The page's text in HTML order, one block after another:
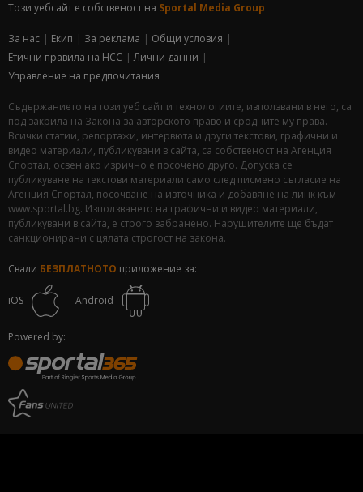
Този уебсайт е собственост на Sportal Media Group
За нас Екип За рекламa
Общи условия
Етични правила на НСС
Лични данни
Управление на предпочитания
Съдържанието на този уеб сайт и технологиите, използвани в него, са
под закрила на Закона за авторското право и сродните му права.
Всички статии, репортажи, интервюта и други текстови, графични и
видео материали, публикувани в сайта, са собственост на Агенция
Спортал, освен ако изрично е посочено друго. Допуска се
публикуване на текстови материали само след писмено съгласие на
Агенция Спортал, посочване на източника и добавяне на линк към
www.sportal.bg. Използването на графични и видео материали,
публикувани в сайта, е строго забранено. Нарушителите ще бъдат
санкционирани с цялата строгост на закона.
Свали БЕЗПЛАТНОТО приложение за:
iOS Android
Powered by: